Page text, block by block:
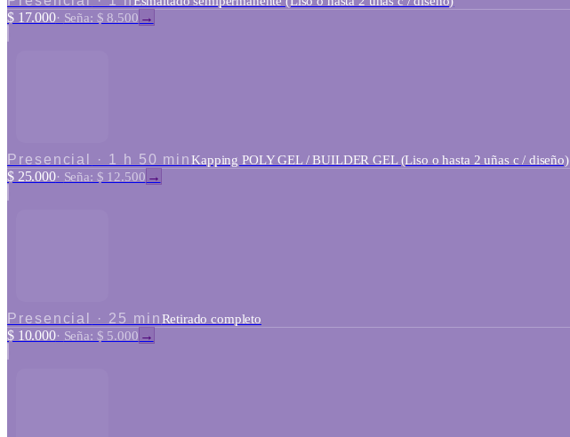
$ 17.000· Seña: $ 8.500 →
Presencial · 1 h 50 minKapping POLY GEL / BUILDER GEL (Liso o hasta 2 uñas c / diseño)
$ 25.000· Seña: $ 12.500 →
Presencial · 25 minRetirado completo
$ 10.000· Seña: $ 5.000 →